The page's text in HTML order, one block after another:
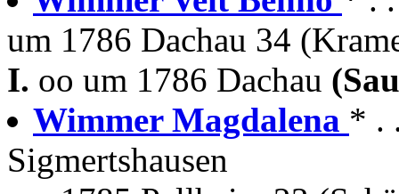
um 1786 Dachau 34
I. oo um 1786 Dachau
Wimmer Magdalena * .
Sigmertshausen